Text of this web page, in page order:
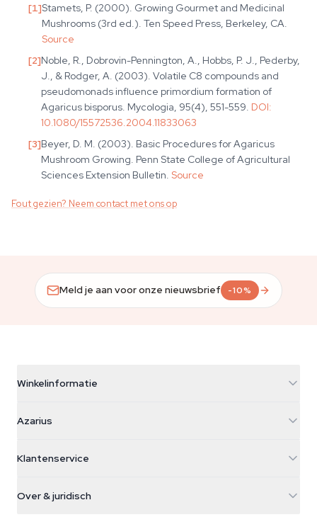
[1]Stamets, P. (2000). Growing Gourmet and Medicinal
Mushrooms (3rd ed.). Ten Speed Press, Berkeley, CA.
Source
[2]Noble, R., Dobrovin-Pennington, A., Hobbs, P. J., Pederby,
J., & Rodger, A. (2003). Volatile C8 compounds and
pseudomonads influence primordium formation of
Agaricus bisporus. Mycologia, 95(4), 551-559. DOI:
10.1080/15572536.2004.11833063
[3]Beyer, D. M. (2003). Basic Procedures for Agaricus
Mushroom Growing. Penn State College of Agricultural
Sciences Extension Bulletin. Source
Fout gezien? Neem contact met ons op
Meld je aan voor onze nieuwsbrief -10%
Winkelinformatie
Galvaniweg 11
Nederland
+31(0)204897914
Azarius
Smokeshop
Klantenservice
Retourbeleid
Over & juridisch